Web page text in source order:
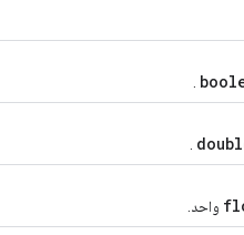
واحد.